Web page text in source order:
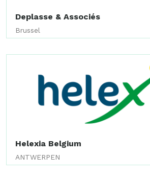
Deplasse & Associés
Brussel
Helexia Belgium
ANTWERPEN